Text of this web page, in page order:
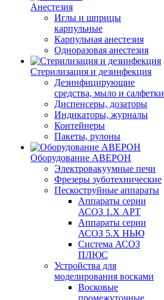
Анестезия
Иглы и шприцы
карпульные
Карпульная анестезия
Одноразовая анестезия
Стерилизация и дезинфекция
Дезинфицирующие
средства, мыло и салфетки
Диспенсеры, дозаторы
Индикаторы, журналы
Контейнеры
Пакеты, рулоны
Оборудование АВЕРОН
Электровакуумные печи
Фрезеры зуботехнические
Пескоструйные аппараты
Аппараты серии
АСОЗ 1.Х АРТ
Аппараты серии
АСОЗ 5.Х НЬЮ
Система АСОЗ
ПЛЮС
Устройства для
моделирования восками
Восковые
промежуточные